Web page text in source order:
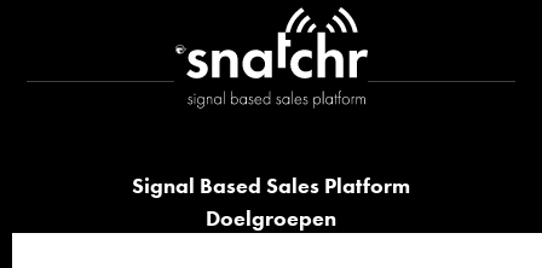
Signal Based Sales Platform
Doelgroepen